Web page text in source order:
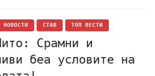
НОВОСТИ СТАВ ТОП ВЕСТИ
Срамни и
беа условите на